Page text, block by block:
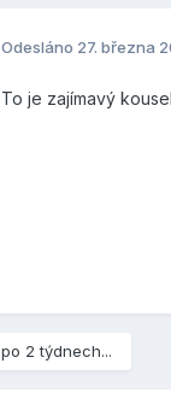
Odesláno 27. března
To je zajímavý
po 2 týdnech...